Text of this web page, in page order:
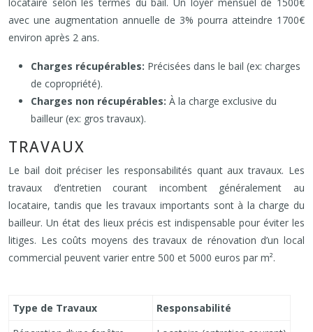
avec une augmentation annuelle de 3% pourra atteindre 1700€
environ après 2 ans.
Charges récupérables: Précisées dans le bail (ex: charges
de copropriété).
Charges non récupérables: À la charge exclusive du
bailleur (ex: gros travaux).
TRAVAUX
Le bail doit préciser les responsabilités quant aux travaux. Les
travaux d’entretien courant incombent généralement au
locataire, tandis que les travaux importants sont à la charge du
bailleur. Un état des lieux précis est indispensable pour éviter les
litiges. Les coûts moyens des travaux de rénovation d’un local
commercial peuvent varier entre 500 et 5000 euros par m².
Type de Travaux
Responsabilité